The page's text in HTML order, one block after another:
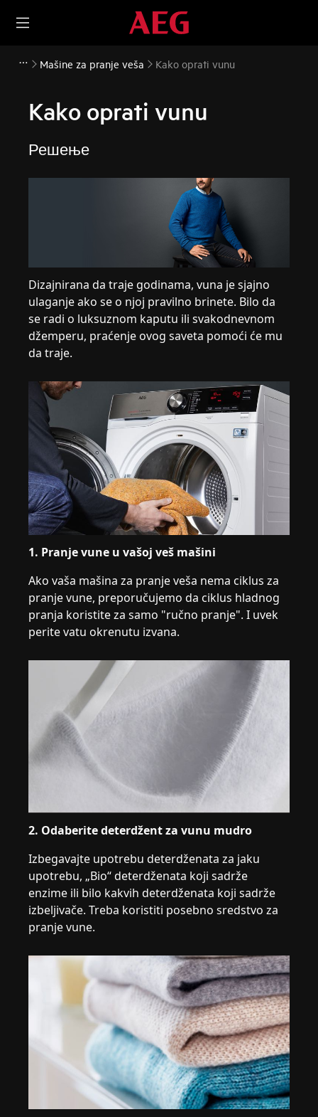
Mašine za pranje veša Kako oprati vunu
Kako oprati vunu
Решење
Dizajnirana da traje godinama, vuna je sjajno
ulaganje ako se o njoj pravilno brinete. Bilo da
se radi o luksuznom kaputu ili svakodnevnom
džemperu, praćenje ovog saveta pomoći će mu
da traje.
1. Pranje vune u vašoj veš mašini
Ako vaša mašina za pranje veša nema ciklus za
pranje vune, preporučujemo da ciklus hladnog
pranja koristite za samo "ručno pranje". I uvek
perite vatu okrenutu izvana.
2. Odaberite deterdžent za vunu mudro
Izbegavajte upotrebu deterdženata za jaku
upotrebu, „Bio“ deterdženata koji sadrže
enzime ili bilo kakvih deterdženata koji sadrže
izbeljivače. Treba koristiti posebno sredstvo za
pranje vune.